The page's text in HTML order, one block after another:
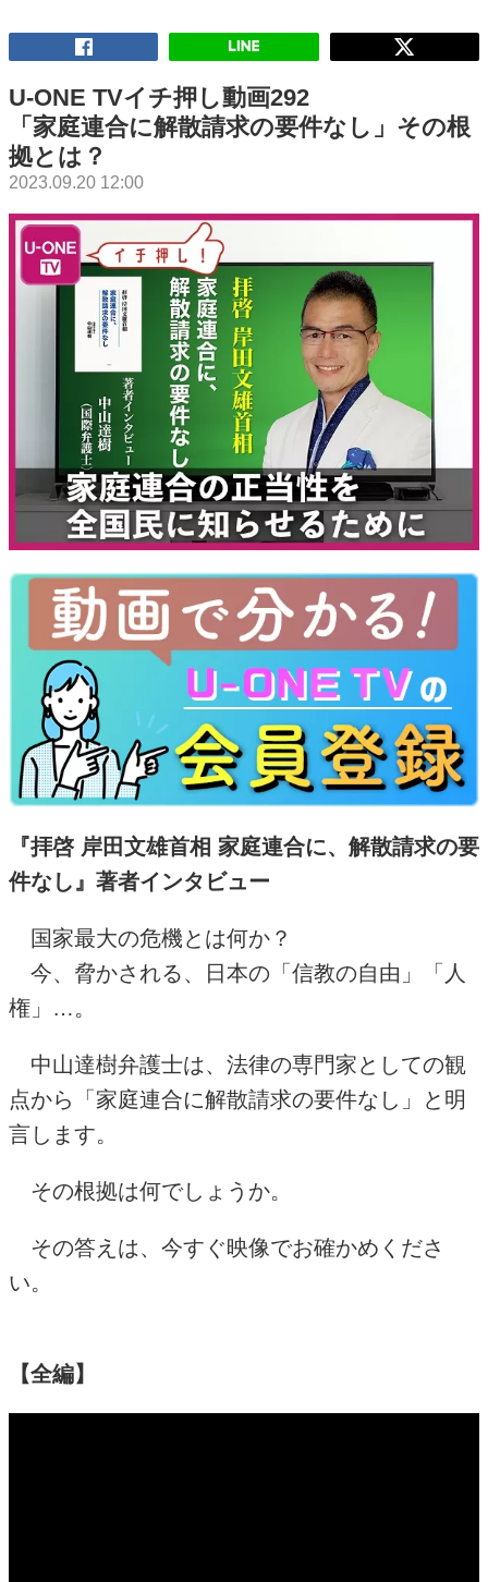
U-ONE TVイチ押し動画292
「家庭連合に解散請求の要件なし」その根
拠とは？
2023.09.20 12:00
『拝啓 岸田文雄首相 家庭連合に、解散請求の要
件なし』著者インタビュー
国家最大の危機とは何か？
今、脅かされる、日本の「信教の自由」「人
権」…。
中山達樹弁護士は、法律の専門家としての観
点から「家庭連合に解散請求の要件なし」と明
言します。
その根拠は何でしょうか。
その答えは、今すぐ映像でお確かめくださ
い。
【全編】